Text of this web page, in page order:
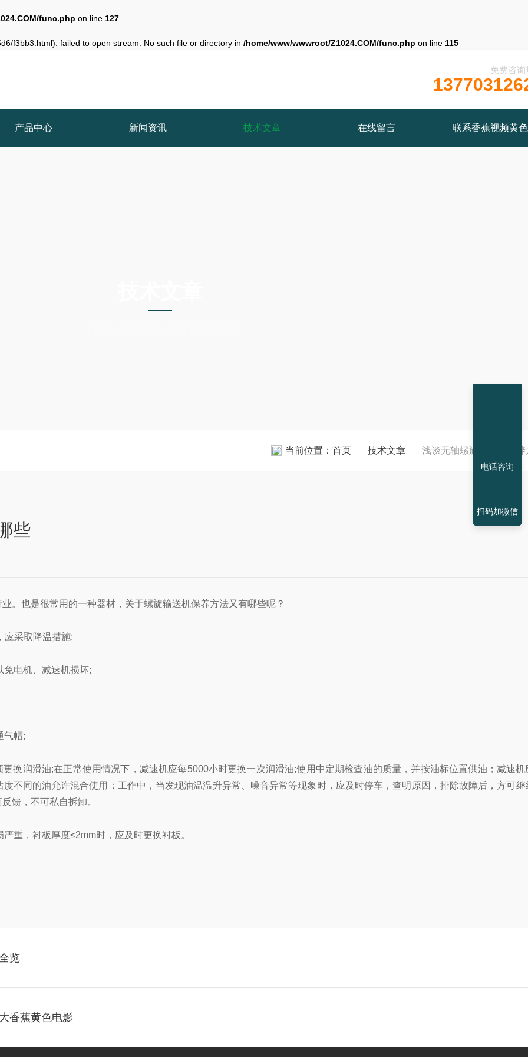
func.php on line 127
f3bb3.html): failed to open stream: No such file or directory in /home/www/wwwroot/Z1024.COM/func.php on line 115
免费咨询
产品中心 新闻资讯 技术文章 在线留言 联系香蕉视频黄色
当前位置： 首页 技术文章 浅谈无轴螺旋输送机保
些
也是很常用的一种器材，关于螺旋输送机保养方法又有哪些呢？
采取降温措施;
电机、减速机损坏;
帽;
润滑油;在正常使用情况下，减速机应每5000小时更换一次润滑油;使用中定期检查油的质量，并按油标位置供油；减速机
不同的油允许混合使用；工作中，当发现油温温升异常、噪音异常等现象时，应及时停车，查明原因，排除故障后，方可继
馈，不可私自拆卸。
，衬板厚度≤2mm时，应及时更换衬板。
览
香蕉黄色电影
电话咨询
扫码加微信